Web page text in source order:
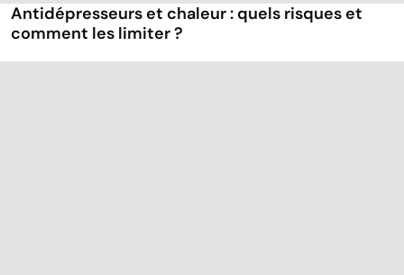
Antidépresseurs et chaleur : quels risques et
comment les limiter ?